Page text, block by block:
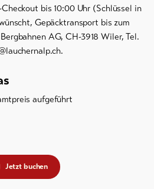
bis 10:00 Uhr (Schlüssel in
Gepäcktransport bis zum
AG, CH-3918 Wiler, Tel.
aufgeführt
Jetzt buchen